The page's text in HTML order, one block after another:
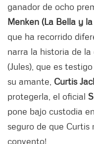
ganador de ocho
Menken (La Bella y
que ha recorrido
narra la historia de la
(Jules), que es
su amante, Curtis
protegerla, el oficial
pone bajo custodia
seguro de que Curtis
convento!